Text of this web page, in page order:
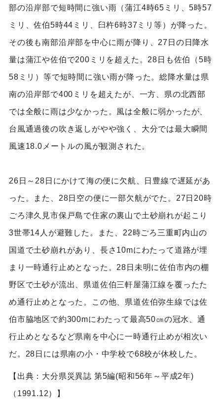
部の沿岸部で短時間に強い雨（蒲江4時65ミリ、5時57
ミリ、佐伯5時44ミリ、臼杵6時37ミリ等）が降った。
その後も南部沿岸部を中心に雨が降り、27日の日降水
量は蒲江や佐伯で200ミリを超えた。28日も佐伯（5時
58ミリ）等で短時間に強い雨が降った。総降水量は県
南の沿岸部で400ミリを超えたが、一方、県の北西部
では全般に雨は少なかった。風は全般に弱かったが、
台風通過後の吹き返しがやや強く、大分では最大瞬間
風速18.0メートルの風が観測された。
26日～28日にかけて海の便に欠航、日豊線で遅延があ
った。また、28日空の便に一部欠航がでた。27日20時
ごろ津久見市保戸島で住家の裏山で土砂崩れが起こり
3世帯14人が避難した。また、22時ごろ三重町内山の
国道で土砂崩れがあり、長さ10mにわたって道路が埋
まり一時通行止めとなった。28日未明に佐伯市内の棚
野区で土砂が流出、県道佐伯三軒屋蒲江線を覆ったた
め通行止めとなった。この他、県道佐伯弥生線では佐
伯市脇地区で約300mにわたって最高50㎝の冠水、通
行止めとなるなど県南を中心に一時通行止めが相次い
だ。28日には県南の小・中学校で68校が休校した。
【出典：大分県災異誌 第5編(昭和56年～平成2年)
（1991.12）】